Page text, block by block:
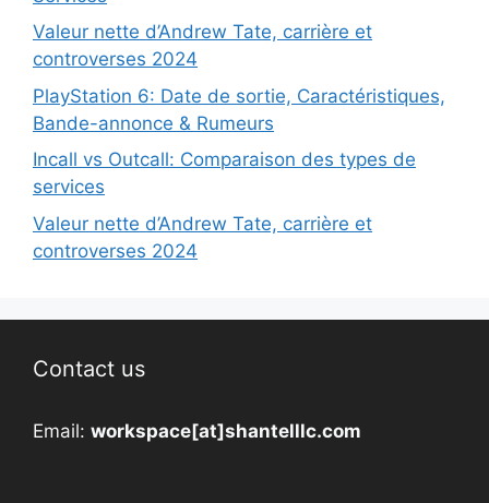
Valeur nette d’Andrew Tate, carrière et
controverses 2024
PlayStation 6: Date de sortie, Caractéristiques,
Bande-annonce & Rumeurs
Incall vs Outcall: Comparaison des types de
services
Valeur nette d’Andrew Tate, carrière et
controverses 2024
Contact us
Email: workspace[at]shantelllc.com